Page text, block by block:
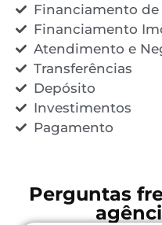
Financiamento de
Financiamento
Atendimento e
Transferências
Depósito
Investimentos
Pagamento
Perguntas